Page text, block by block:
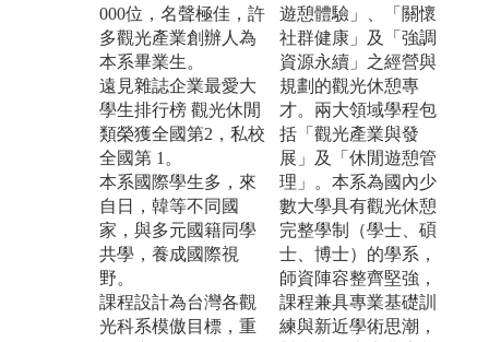
000位，名聲極佳，許
多觀光產業創辦人為
本系畢業生。
遠見雜誌企業最愛大
學生排行榜 觀光休閒
類榮獲全國第2，私校
全國第 1。
本系國際學生多，來
自日，韓等不同國
家，與多元國籍同學
共學，養成國際視
野。
課程設計為台灣各觀
光科系模傲目標，重
遊憩體驗」、「關懷
社群健康」及「強調
資源永續」之經營與
規劃的觀光休憩專
才。兩大領域學程包
括「觀光產業與發
展」及「休閒遊憩管
理」。本系為國內少
數大學具有觀光休憩
完整學制（學士、碩
士、博士）的學系，
師資陣容整齊堅強，
課程兼具專業基礎訓
練與新近學術思潮，